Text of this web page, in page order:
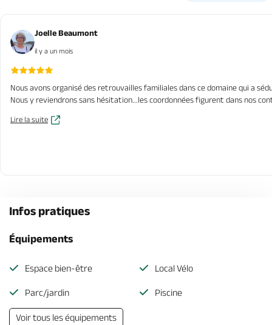
Joelle Beaumont
il y a un mois
Nous avons organisé des retrouvailles familiales dans ce domaine qui a
Nous y reviendrons sans hésitation...les coordonnées figurent dans nos
Lire la suite
Infos pratiques
Équipements
Espace bien-être Local Vélo
Parc/jardin Piscine
Voir tous les équipements